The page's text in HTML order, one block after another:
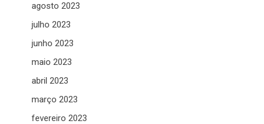
agosto 2023
julho 2023
junho 2023
maio 2023
abril 2023
março 2023
fevereiro 2023